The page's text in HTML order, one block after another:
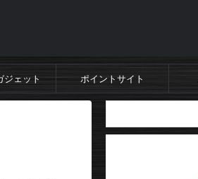
ジェット ポイントサイト